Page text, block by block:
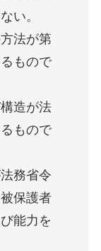
い。
法が第
もので
造が法
もので
務省令
保護者
能力を